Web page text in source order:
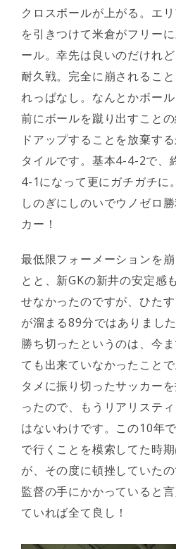
クロスボールが上がる。エ
を引きつけて米倉がフリー
ール。幸先は良いのだけれ
耐久戦。完全に崩されるこ
れっぱなし。なんとかボー
前にボールを蹴り出すこと
ドアップすることを放棄す
タイルです。基本4-4-2で、
4-1になって更にガチガチに
しのぎにしのいでウノゼロ
カー！
最低限フォーメーションを
とと、新GKの新井の安定感
せなかったのですが、ひた
が溜まる89分ではありまし
勝ち切ったというのは、今
ても出来ていなかったこと
タメに振り切ったサッカー
ったので、もうリアリステ
はないわけです。この10年
で行くことを模索してた時
が、その度に頓挫していた
監督の手にかかっていると
ていれば全て良し！